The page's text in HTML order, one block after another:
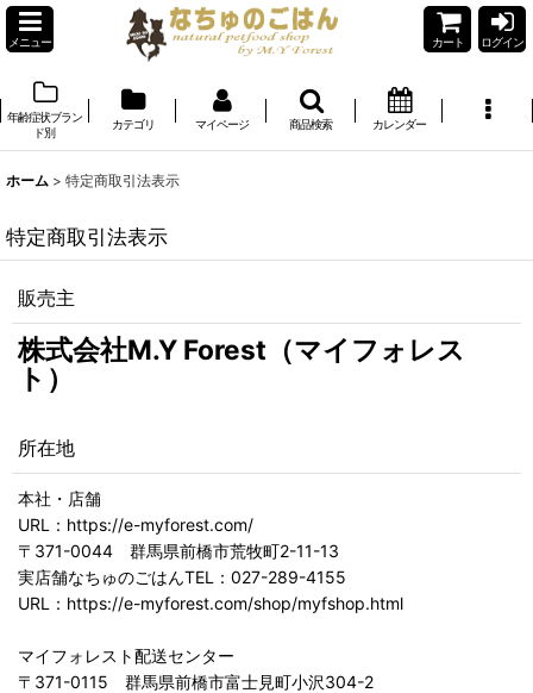
メニュー カート ログイン
年齢症状ブラン
ド別
カテゴリ マイページ 商品検索 カレンダー
ホーム > 特定商取引法表示
特定商取引法表示
販売主
株式会社M.Y Forest（マイフォレス
ト）
所在地
本社・店舗
URL：https://e-myforest.com/
〒371-0044 群馬県前橋市荒牧町2-11-13
実店舗なちゅのごはんTEL：027-289-4155
URL：https://e-myforest.com/shop/myfshop.html
マイフォレスト配送センター
〒371-0115 群馬県前橋市富士見町小沢304-2